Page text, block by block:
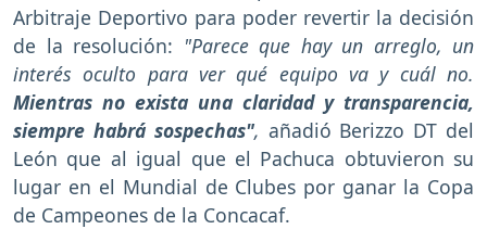
Arbitraje Deportivo para poder revertir la decisión
de la resolución: "Parece que hay un arreglo, un
interés oculto para ver qué equipo va y cuál no.
Mientras no exista una claridad y transparencia,
siempre habrá sospechas", añadió Berizzo DT del
León que al igual que el Pachuca obtuvieron su
lugar en el Mundial de Clubes por ganar la Copa
de Campeones de la Concacaf.